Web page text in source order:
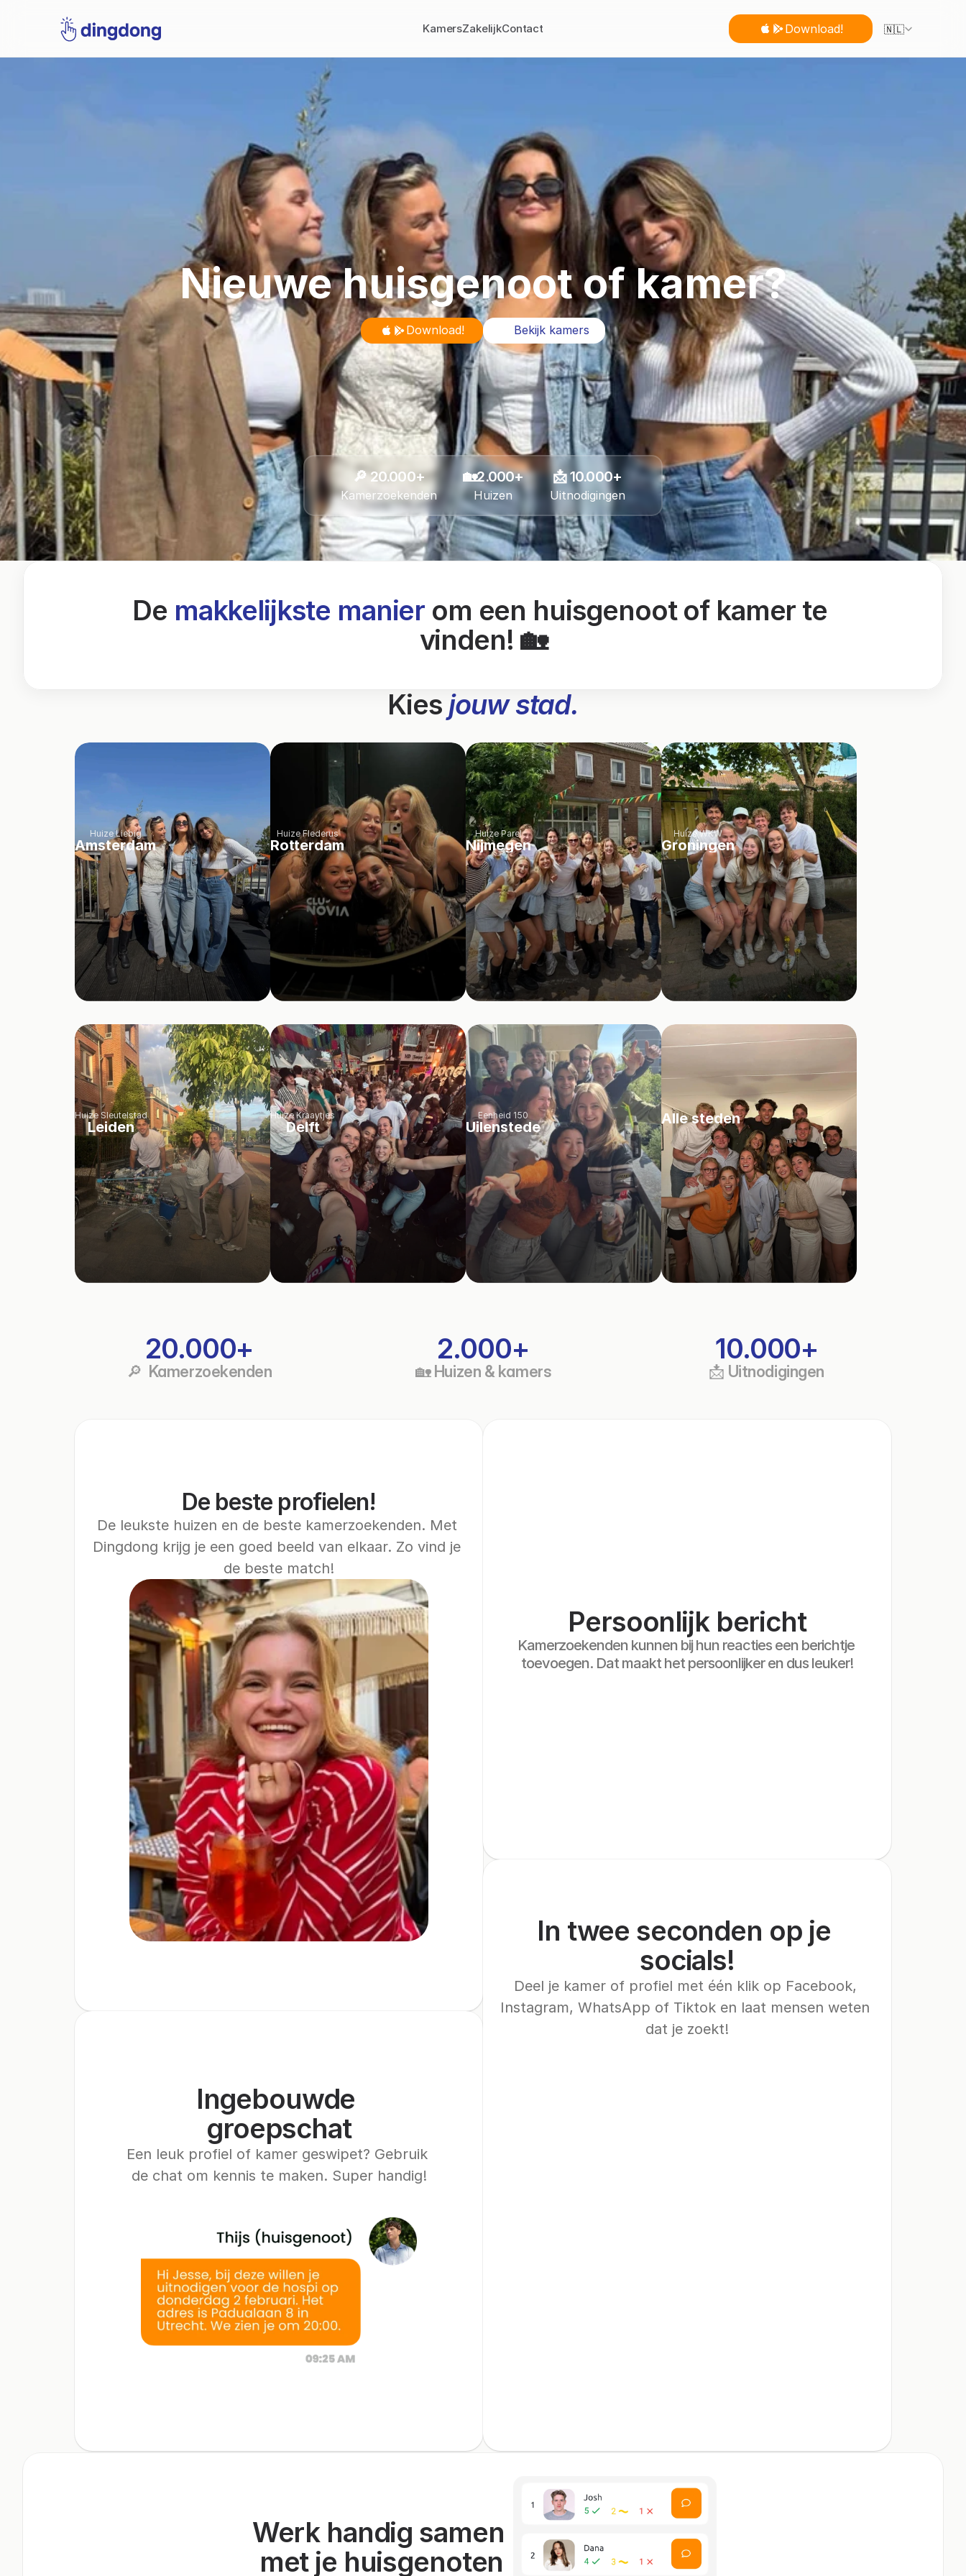
KamersZakelijkContact Download! 🇳🇱
Download! Bekijk kamers
🔎 20.000+
Kamerzoekenden
🏡2.000+
Huizen
📩 10.000+
Uitnodigingen
Nieuwe huisgenoot of kamer?
De makkelijkste manier om een huisgenoot of kamer te
vinden! 🏡
Kies jouw stad.
Huize Liebig
Amsterdam
Huize Flederus
Rotterdam
Huize Parel
Nijmegen
Huize WKW
Groningen
Huize Sleutelstad
Leiden
Huize Kraaytjes
Delft
Eenheid 150
Uilenstede Alle steden
20.000+
🔎  Kamerzoekenden
2.000+
🏡 Huizen & kamers
10.000+
📩 Uitnodigingen
De beste profielen!
De leukste huizen en de beste kamerzoekenden. Met
Dingdong krijg je een goed beeld van elkaar. Zo vind je
de beste match!
Ingebouwde
groepschat
Een leuk profiel of kamer geswipet? Gebruik
de chat om kennis te maken. Super handig!
Persoonlijk bericht
Kamerzoekenden kunnen bij hun reacties een berichtje
toevoegen. Dat maakt het persoonlijker en dus leuker!
In twee seconden op je
socials!
Deel je kamer of profiel met één klik op Facebook,
Instagram, WhatsApp of Tiktok en laat mensen weten
dat je zoekt!
Werk handig samen
met je huisgenoten